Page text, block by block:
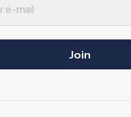
Join